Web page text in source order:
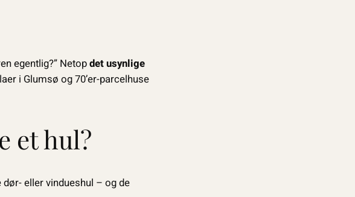
egentlig?” Netopdet usynlige
i Glumsø og 70’er-parcelhuse
et hul?
eller vindueshul – og de